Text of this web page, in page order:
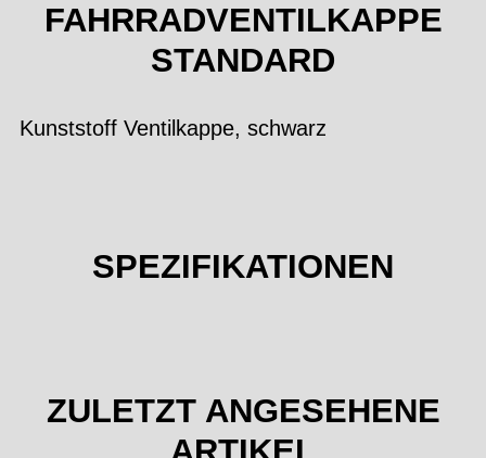
FAHRRADVENTILKAPPE
STANDARD
Kunststoff Ventilkappe, schwarz
SPEZIFIKATIONEN
ZULETZT ANGESEHENE